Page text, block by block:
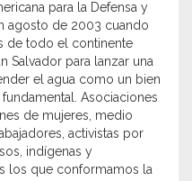
para la Defensa y
agosto de 2003 cuando
de todo el continente
Salvador para lanzar una
el agua como un bien
Asociaciones
de mujeres, medio
activistas por
indí­genas y
los que conformamos la